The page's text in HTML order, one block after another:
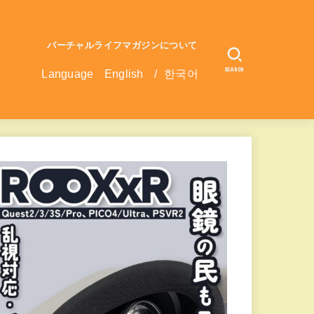
バーチャルライフマガジンについて
Language English / 한국어 SEARCH